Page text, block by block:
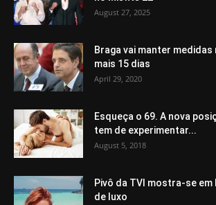
August 27, 2025
Braga vai manter
mais 15 dias
April 29, 2020
Esqueça o 69. A nova
tem de experimentar...
August 5, 2018
Pivô da TVI mostra-se em
de luxo